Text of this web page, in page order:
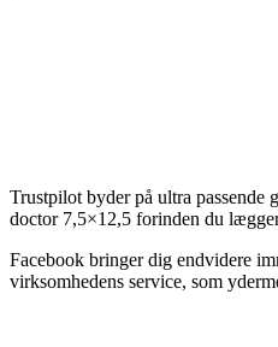
Trustpilot byder på ultra passende
doctor 7,5×12,5 forinden du
Facebook bringer dig endvidere
virksomhedens service, som